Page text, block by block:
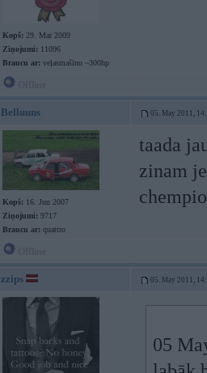
Kopš: 29. Mar 2009
Ziņojumi: 11096
Braucu ar: veļasmašīnu ~300hp
Belluuns 05. May 2011,
Kopš: 16. Jun 2007
Ziņojumi: 9717
Braucu ar: quattro
taada
zinam
zzips 05. May 2011,
05